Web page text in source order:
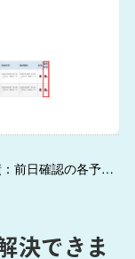
手配・実績：前日確認の各予定時間（起床予定・出発予定・入店予定）をオペレータが登録できるようになりました。 →
決できま